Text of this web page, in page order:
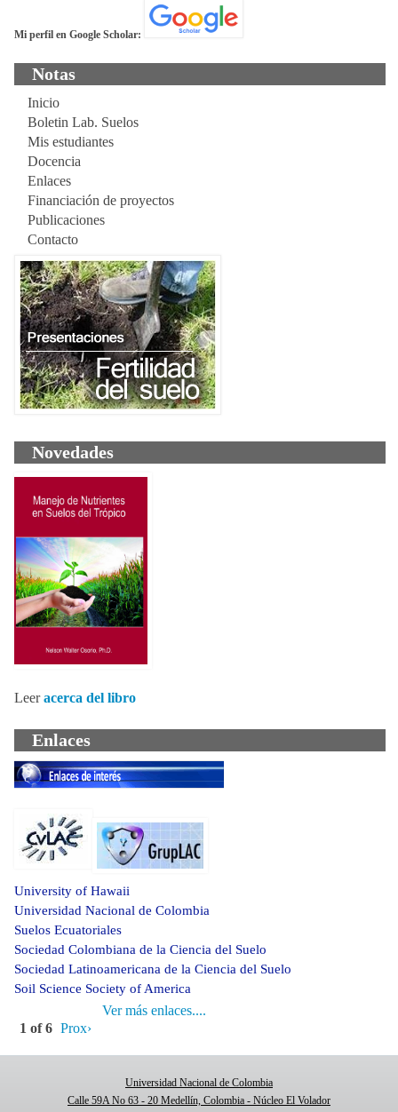
Mi perfil en Google Scholar:
Notas
Inicio
Boletin Lab. Suelos
Mis estudiantes
Docencia
Enlaces
Financiación de proyectos
Publicaciones
Contacto
Novedades
Leeracerca del libro
Enlaces
University of Hawaii
Universidad Nacional de Colombia
Suelos Ecuatoriales
Sociedad Colombiana de la Ciencia del Suelo
Sociedad Latinoamericana de la Ciencia del Suelo
Soil Science Society of America
1 of 6 Prox›
Ver más enlaces....
Universidad Nacional de Colombia
Calle 59A No 63 - 20 Medellín, Colombia - Núcleo El Volador